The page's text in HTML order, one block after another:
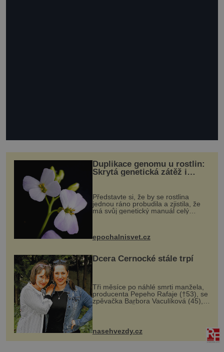
Duplikace genomu u rostlin:
Skrytá genetická zátěž i
Představte si, že by se rostlina
jednou ráno probudila a zjistila, že
má svůj genetický manuál celý
vstupenka...
epochalnisvet.cz
Dcera Černocké stále trpí
Tři měsíce po náhlé smrti manžela,
producenta Pepeho Rafaje (†53), se
zpěvačka Barbora Vaculíková (45),
dcera Petry Černocké (75), poprvé
ozvala veřejnosti. Na sociální síti
sdílela, že se snaží fung...
nasehvezdy.cz